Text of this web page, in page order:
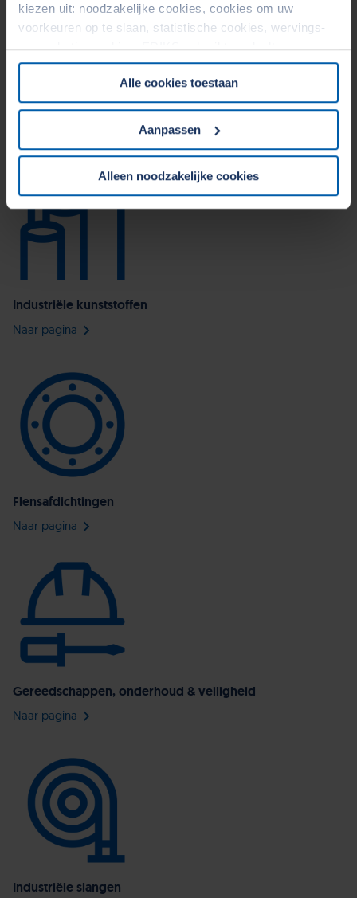
kiezen uit: noodzakelijke cookies, cookies om uw
voorkeuren op te slaan, statistische cookies, wervings-
en marketingcookies. ERIKS gebruikt en deelt
persoonsgegevens met Derden. Door op de OK-knop te
klikken, gaat u akkoord met het gebruik van alle cookies
en geeft u toestemming voor de bijbehorende verwerking
van uw persoonsgegevens. Zie voor meer informatie
allen tijde uw toestemming wijzigen of intrekken in het
Cookiebeleid op onze website.
Alle cookies toestaan
Aanpassen
Alleen noodzakelijke cookies
Afdichtings- & rubbertechniek
Industriële kunststoffen
Naar pagina
Flensafdichtingen
Naar pagina
Gereedschappen, onderhoud & veiligheid
Naar pagina
Industriële slangen